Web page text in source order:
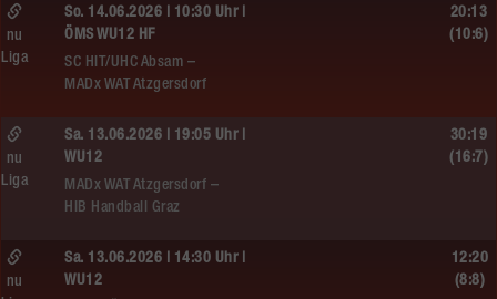
So. 14.06.2026 | 10:30 Uhr |
ÖMS WU12 HF
SC HIT/UHC Absam –
MADx WAT Atzgersdorf
nu
Liga
20:13
(10:6)
Sa. 13.06.2026 | 19:05 Uhr |
WU12
MADx WAT Atzgersdorf –
HIB Handball Graz
nu
Liga
30:19
(16:7)
Sa. 13.06.2026 | 14:30 Uhr |
WU12
nu
12:20
(8:8)